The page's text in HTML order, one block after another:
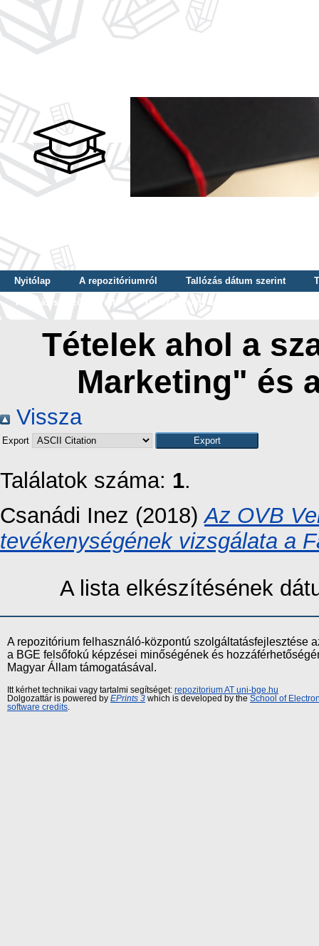
Nyitólap A repozitóriumról Tallózás dátum szerint
Tallózás szerző szerint
Tallózás nyelv szerint
Tételek ahol a
Marketing" és
Vissza
Export
Találatok száma: 1.
Csanádi Inez (2018)Az OVB
tevékenységének vizsgálata a
A lista elkészítésének
A repozitórium felhasználó-központú szolgáltatásfejlesztése
a BGE felsőfokú képzései minőségének és
Magyar Állam támogatásával.
Itt kérhet technikai vagy tartalmi segítséget: repozitorium AT uni-bge.hu
Dolgozattár is powered by EPrints 3 which is developed by the School of
software credits